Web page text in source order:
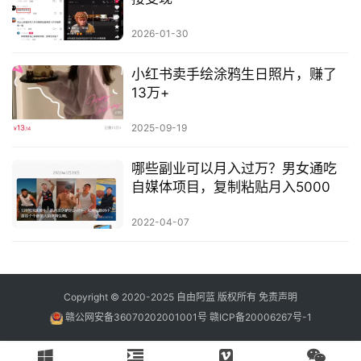
2026-01-30
小红书卖手绘涂鸦生日照片，赚了
13万+
2025-09-19
哪些副业可以月入过万？男女通吃
自媒体项目，复制粘贴月入5000
2022-04-07
Copyright © 2020-2025 自由阿蓝 版权所有 免责声明
赣公网安备36070202001001号 赣ICP备20006267号-1